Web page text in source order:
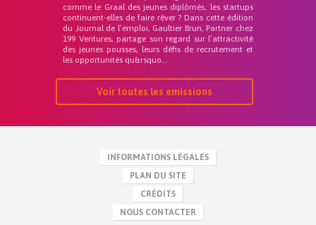
comme le Graal des jeunes diplômés, les startups
continuent-elles de faire rêver ? Dans cette édition
du Journal de l’emploi, Gaultier Brun, Partner chez
199 Ventures, partage son regard sur l’attractivité
des jeunes pousses, leurs défis de recrutement et
les opportunités qu&rsquo...
Voir toutes les emissions
INFORMATIONS LÉGALES
PLAN DU SITE
CRÉDITS
NOUS CONTACTER